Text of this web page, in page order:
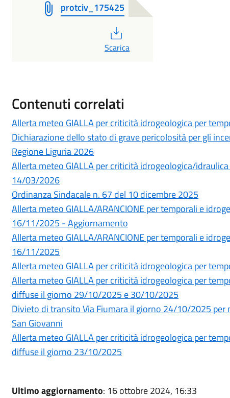
protciv_175425
Scarica
Contenuti correlati
Allerta meteo GIALLA per criticità idrogeologica per
Dichiarazione dello stato di grave pericolosità per gli
Regione Liguria 2026
Allerta meteo GIALLA per criticità idrogeologica/
14/03/2026
Ordinanza Sindacale n. 67 del 10 dicembre 2025
Allerta meteo GIALLA/ARANCIONE per temporali e
16/11/2025 - Aggiornamento
Allerta meteo GIALLA/ARANCIONE per temporali e
16/11/2025
Allerta meteo GIALLA per criticità idrogeologica per
Allerta meteo GIALLA per criticità idrogeologica per
diffuse il giorno 29/10/2025 e 30/10/2025
Divieto di transito Via Fiumara il giorno 24/10/2025
San Giovanni
Allerta meteo GIALLA per criticità idrogeologica per
diffuse il giorno 23/10/2025
Ultimo aggiornamento: 16 ottobre 2024, 16:33